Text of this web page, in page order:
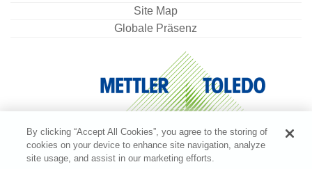
Site Map
Globale Präsenz
By clicking “Accept All Cookies”, you agree to the storing of
cookies on your device to enhance site navigation, analyze
site usage, and assist in our marketing efforts.